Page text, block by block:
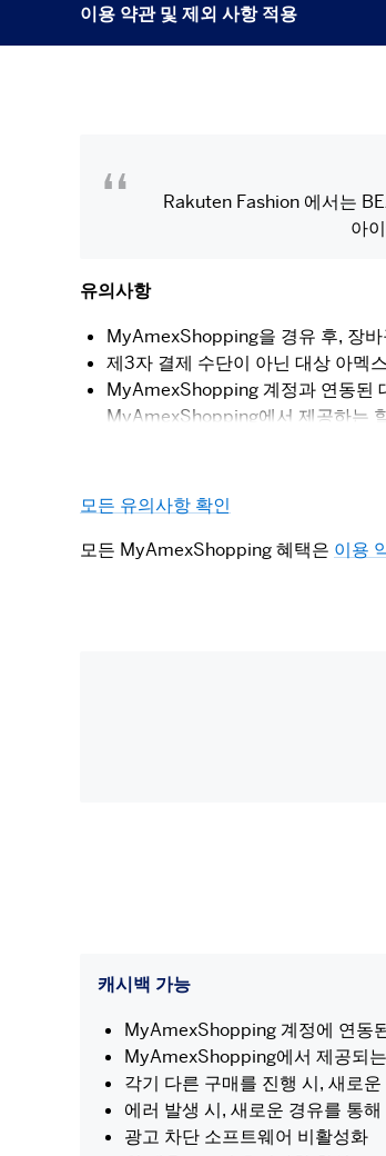
이용 약관 및 제외 사항 적용
Rakuten Fashion 에서는
아
유의사항
MyAmexShopping을 경유 후, 장
제3자 결제 수단이 아닌 대상 아멕
MyAmexShopping 계정과 연동된
MyAmexShopping에서 제공하는
모든 유의사항 확인
모든 MyAmexShopping 혜택은 이용
캐시백 가능
MyAmexShopping 계정에 연동
MyAmexShopping에서 제공되
각기 다른 구매를 진행 시, 새로
에러 발생 시, 새로운 경유를 통
광고 차단 소프트웨어 비활성화